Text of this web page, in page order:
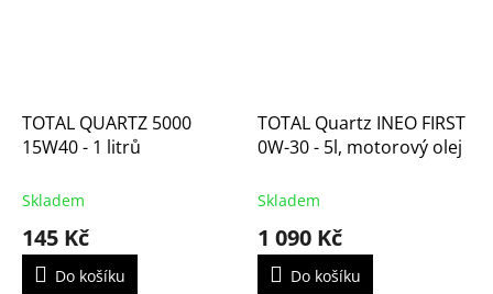
TOTAL QUARTZ 5000
15W40 - 1 litrů
Skladem
145 Kč
Do košíku
TOTAL Quartz INEO FIRST
0W-30 - 5l, motorový olej
Skladem
1 090 Kč
Do košíku